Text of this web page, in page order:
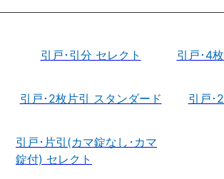
引戸･引分 セレクト 引戸･4
引戸･2枚片引 スタンダード 引戸･
引戸･片引(カマ錠なし･カマ
錠付) セレクト